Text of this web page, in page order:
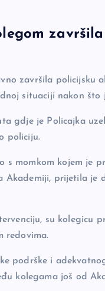
završila
situaciji nakon
gdje je Policajka
policiju.
s momkom kojem je
Akademiji, prijetila
su kolegicu
redovima.
podrške i
kolegama još od